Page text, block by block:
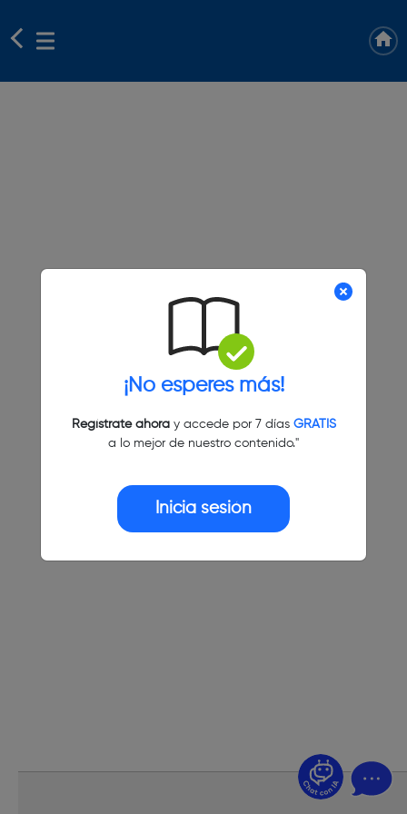
¡No esperes más!
Regístrate ahoray accede por 7 días GRATIS
a lo mejor de nuestro contenido."
Inicia sesión